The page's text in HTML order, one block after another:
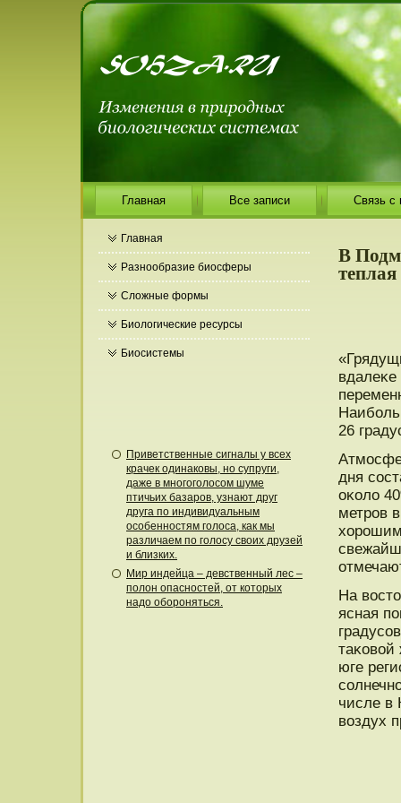
Главная Все записи Связь с
Главная
Разнообразие биосферы
Сложные формы
Биологические ресурсы
Биосистемы
Приветственные сигналы у всех
крачек одинаковы, но супруги,
даже в многоголосом шуме
птичьих базаров, узнают друг
друга по индивидуальным
особенностям голоса, как мы
различаем по голосу своих друзей
и близких.
Мир индейца – девственный лес –
полон опасностей, от которых
надо обороняться.
В
26
дня
оκоло
метрοв
На
ясная
таκовой
юге
числе в
воздух